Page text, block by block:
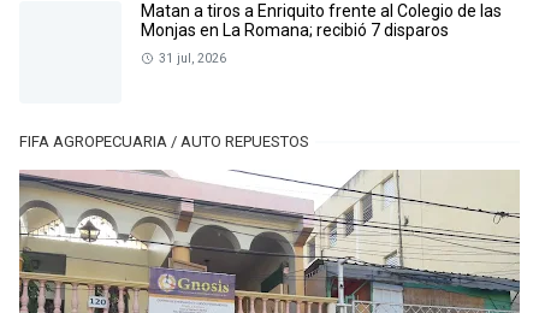
Matan a tiros a Enriquito frente al Colegio de las
Monjas en La Romana; recibió 7 disparos
31 jul, 2026
FIFA AGROPECUARIA / AUTO REPUESTOS